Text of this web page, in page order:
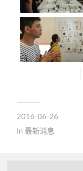
2016-06-26
In 最新消息